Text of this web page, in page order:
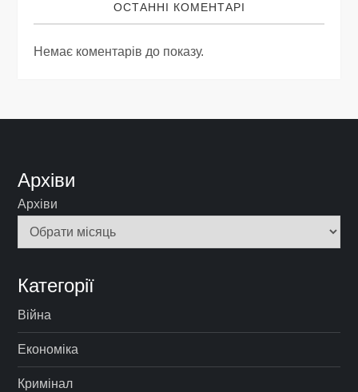
ОСТАННІ КОМЕНТАРІ
Немає коментарів до показу.
Архіви
Архіви
Категорії
Війна
Економіка
Кримінал